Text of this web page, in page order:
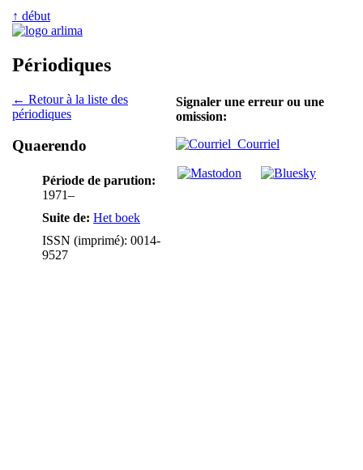
↑ début
Périodiques
← Retour à la liste des
périodiques
Quaerendo
Période de parution:
1971–
Suite de: Het boek
ISSN (imprimé): 0014-
9527
Signaler une erreur ou une
omission:
Courriel